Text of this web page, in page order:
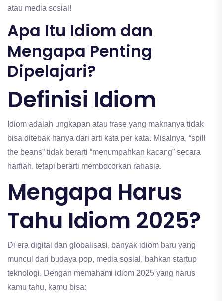
atau media sosial!
Apa Itu Idiom dan
Mengapa Penting
Dipelajari?
Definisi Idiom
Idiom adalah ungkapan atau frase yang maknanya tidak
bisa ditebak hanya dari arti kata per kata. Misalnya, “spill
the beans” tidak berarti “menumpahkan kacang” secara
harfiah, tetapi berarti membocorkan rahasia.
Mengapa Harus
Tahu Idiom 2025?
Di era digital dan globalisasi, banyak idiom baru yang
muncul dari budaya pop, media sosial, bahkan startup
teknologi. Dengan memahami idiom 2025 yang harus
kamu tahu, kamu bisa: